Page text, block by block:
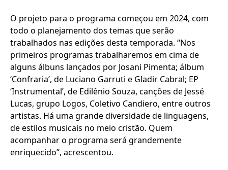
O projeto para o programa começou em 2024, com
todo o planejamento dos temas que serão
trabalhados nas edições desta temporada. “Nos
primeiros programas trabalharemos em cima de
alguns álbuns lançados por Josani Pimenta; álbum
‘Confraria’, de Luciano Garruti e Gladir Cabral; EP
‘Instrumental’, de Edilênio Souza, canções de Jessé
Lucas, grupo Logos, Coletivo Candiero, entre outros
artistas. Há uma grande diversidade de linguagens,
de estilos musicais no meio cristão. Quem
acompanhar o programa será grandemente
enriquecido”, acrescentou.